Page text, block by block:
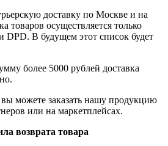
доставку по Москве и на
товаров осуществляется только
В будущем этот список будет
более 5000 рублей доставка
можете заказать нашу продукцию
или на маркетплейсах.
возврата товара